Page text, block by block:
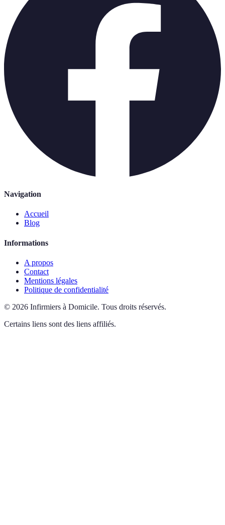
Navigation
Accueil
Blog
Informations
A propos
Contact
Mentions légales
Politique de confidentialité
© 2026 Infirmiers à Domicile. Tous droits réservés.
Certains liens sont des liens affiliés.